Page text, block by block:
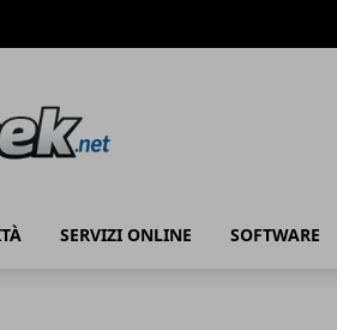
SERVIZI ONLINE SOFTWARE